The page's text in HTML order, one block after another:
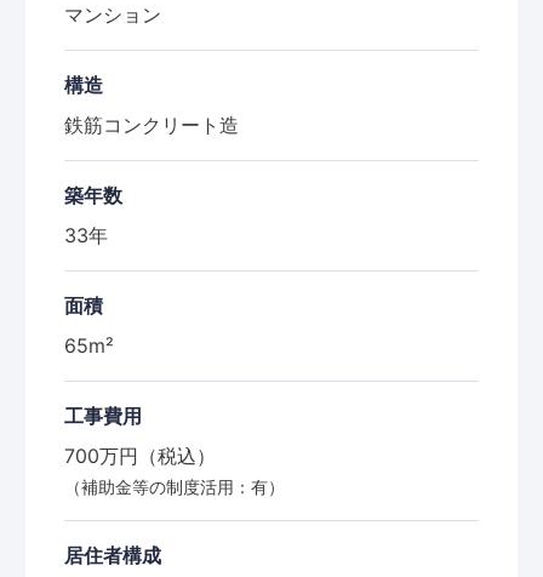
マンション
構造
鉄筋コンクリート造
築年数
33年
面積
65m²
工事費用
700万円（税込）
（補助金等の制度活用：有）
居住者構成